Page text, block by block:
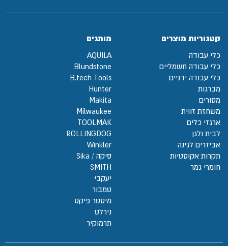
קטגוריות מוצרים
כלי עבודה
כלי עבודה חשמליים
כלי עבודה ידניים
מברגות
מסורים
משחזת זווית
ארגזי כלים
לבית ולגן
אביזרים לגינה
תקרות אקוסטיות
חומרי גמר
מותגים
AQUILA
Blundstone
B.tech Tools
Hunter
Makita
Milwaukee
TOOLMAK
ROLLINGDOG
Winkler
סיקה / Sika
SMITH
יעקבי
טמבור
מיסטר פיקס
נירלט
תרמוקיר